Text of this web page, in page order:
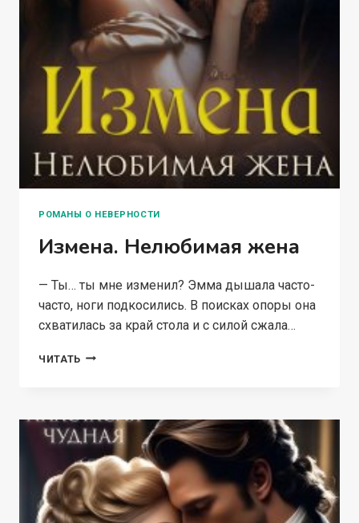
РОМАНЫ О НЕВЕРНОСТИ
Измена. Нелюбимая жена
— Ты… ты мне изменил? Эмма дышала часто-
часто, ноги подкосились. В поисках опоры она
схватилась за край стола и с силой сжала…
ЧИТАТЬ ИЗМЕНА.